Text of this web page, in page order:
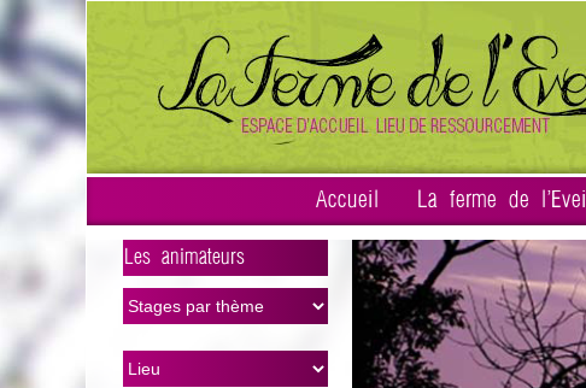
Accueil La ferme de l'Eveil
Les animateurs
>